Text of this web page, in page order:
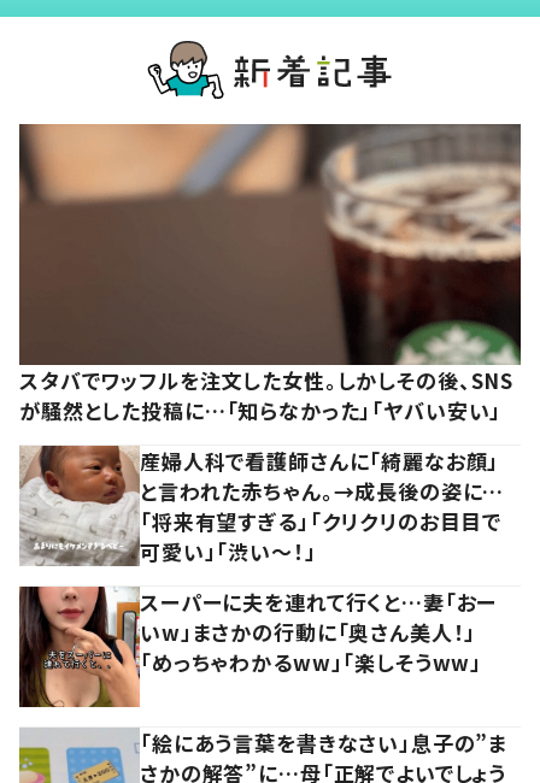
スタバでワッフルを注文した女性。しかしその後、SNS
が騒然とした投稿に…「知らなかった」「ヤバい安い」
産婦人科で看護師さんに「綺麗なお顔」
と言われた赤ちゃん。→成長後の姿に…
「将来有望すぎる」「クリクリのお目目で
可愛い」「渋い～！」
スーパーに夫を連れて行くと…妻「おー
いw」まさかの行動に「奥さん美人！」
「めっちゃわかるww」「楽しそうww」
「絵にあう言葉を書きなさい」息子の”ま
さかの解答”に…母「正解でよいでしょう